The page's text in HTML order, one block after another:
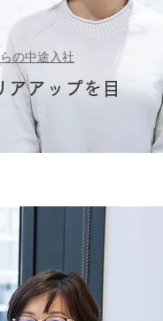
の中途入社
アアップを目